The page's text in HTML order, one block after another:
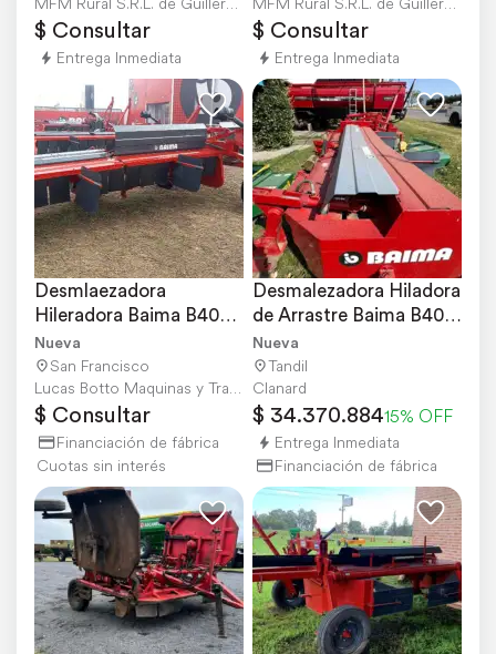
$ Consultar
Entrega Inmediata
$ Consultar
Entrega Inmediata
Desmlaezadora
Hileradora Baima B400
de 4 Mts
Nueva
San Francisco
$ Consultar
Financiación de fábrica
Cuotas sin interés
Desmalezadora Hiladora
de Arrastre Baima B400
de 4 Mts
Nueva
Tandil
Clanard
$ 34.370.88415% OFF
Entrega Inmediata
Financiación de fábrica